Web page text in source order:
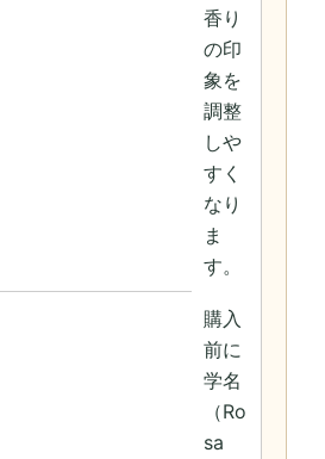
香り
の印
象を
調整
しや
すく
なり
ま
す。
購入
前に
学名
（Ro
sa